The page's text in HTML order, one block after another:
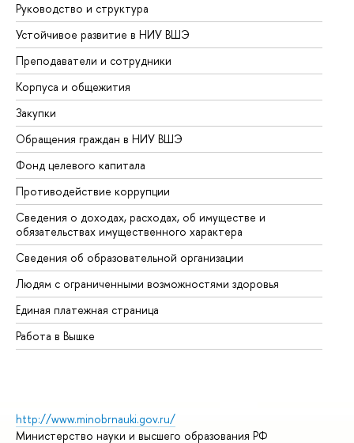
Руководство и структура
Устойчивое развитие в НИУ ВШЭ
Преподаватели и сотрудники
Корпуса и общежития
Закупки
Обращения граждан в НИУ ВШЭ
Фонд целевого капитала
Противодействие коррупции
Сведения о доходах, расходах, об имуществе и
обязательствах имущественного характера
Сведения об образовательной организации
Людям с ограниченными возможностями здоровья
Единая платежная страница
Работа в Вышке
http://www.minobrnauki.gov.ru/
Министерство науки и высшего образования РФ